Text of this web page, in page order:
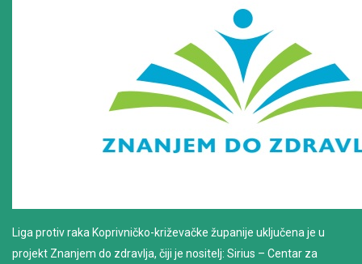
Liga protiv raka Koprivničko-križevačke županije uključena je u
projekt Znanjem do zdravlja, čiji je nositelj: Sirius – Centar za